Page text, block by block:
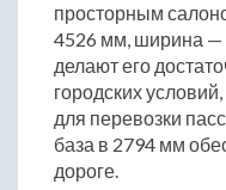
просторным
4526 мм, ширина —
делают его
городских
для перевозки
база в 2794 мм
дороге.